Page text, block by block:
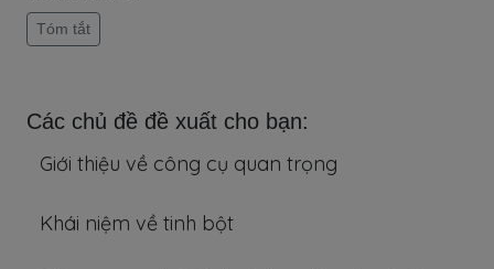
Tóm tắt
Các chủ đề đề xuất cho bạn:
Giới thiệu về công cụ quan trọng
Khái niệm về tinh bột